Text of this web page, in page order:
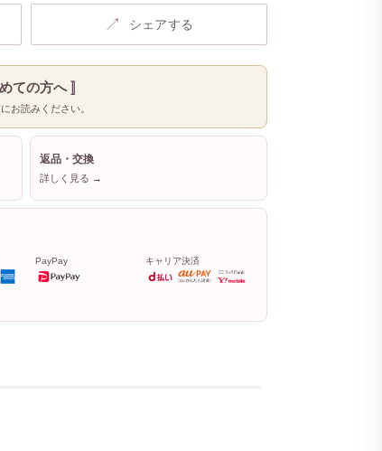
↗ シェアする
ての方へ 〛
お読みください。
返品・交換
詳しく見る →
PayPay キャリア決済